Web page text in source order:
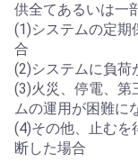
供全てあるいは一
(1)システムの定期
合
(2)システムに負荷
(3)火災、停電、第
ムの運用が困難に
(4)その他、止むを
断した場合